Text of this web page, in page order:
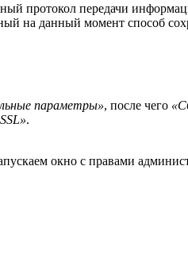
протокол передачи
на данный момент способ
параметры», после чего
.
окно с правами